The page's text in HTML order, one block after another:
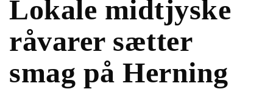
Lokale midtjyske
råvarer sætter
smag på Herning